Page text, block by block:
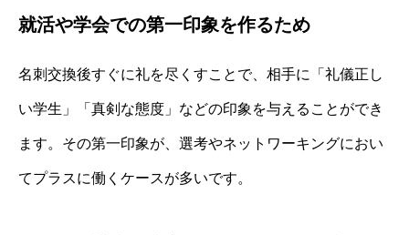
就活や学会での第一印象を作るため
名刺交換後すぐに礼を尽くすことで、相手に「礼儀正し
い学生」「真剣な態度」などの印象を与えることができ
ます。その第一印象が、選考やネットワーキングにおい
てプラスに働くケースが多いです。